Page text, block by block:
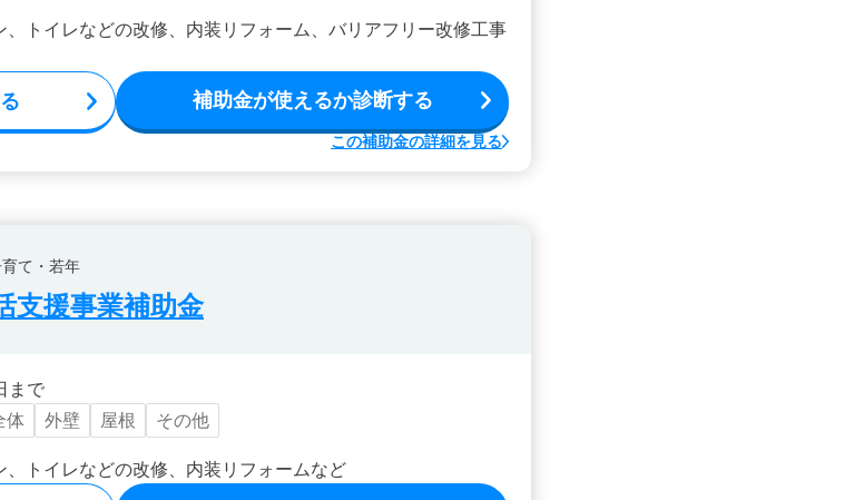
トイレなどの改修、内装リフォーム、バリアフリー改修工事
補助金が使えるか診断する
この補助金の詳細を見る
て・若年
支援事業補助金
まで
体 外壁 屋根
その他
トイレなどの改修、内装リフォームなど